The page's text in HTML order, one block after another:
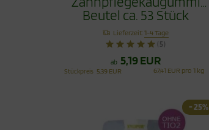
Beutel ca. 53 Stück
Lieferzeit:1-4 Tage
(5)
ab 5,19 EUR
Stückpreis 5,39 EUR 67,41 EUR pro 1 kg
- 25%